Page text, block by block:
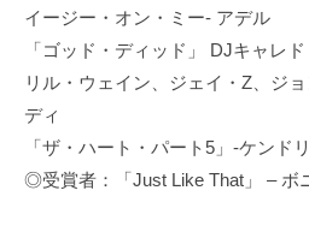
イージー・オン・ミー- アデル
「ゴッド・ディッド」 DJキャレ
リル・ウェイン、ジェイ・Z、ジ
ディ
「ザ・ハート・パート5」-ケンド
◎受賞者：「Just Like That」 – ボ